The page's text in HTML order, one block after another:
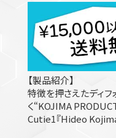
【製品紹介】
特徴を押さえたディフ
く“KOJIMA
Cutie1『Hideo